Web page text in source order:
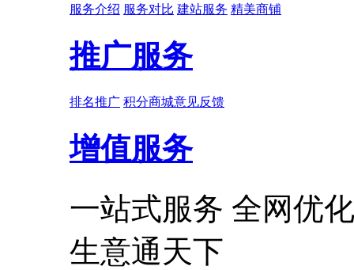
服务介绍 服务对比 建站服务 精美商铺
推广服务
排名推广 积分商城意见反馈
增值服务
一站式服务 全网优
生意通天下